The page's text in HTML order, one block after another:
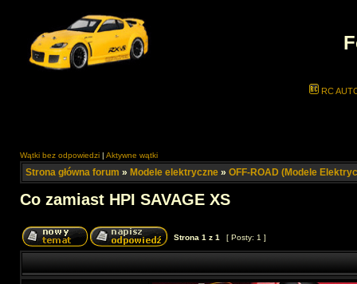
RC
Wątki bez odpowiedzi | Aktywne wątki
Strona główna forum » Modele elektryczne » OFF-ROAD (Modele
Co zamiast HPI SAVAGE XS
Strona 1 z 1 [ Posty: 1 ]